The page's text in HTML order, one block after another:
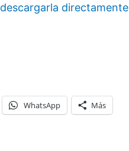
descargarla directamente
WhatsApp Más